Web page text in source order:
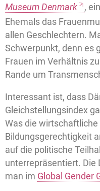
Museum Denmark
,
Ehemals das
allen Geschlechtern.
Schwerpunkt, denn es
Frauen im Verhältnis
Rande um
Interessant ist, dass
Gleichstellungsindex
Was die wirtschaftliche
Bildungsgerechtigkeit
auf die politische
unterrepräsentiert. Die
man im Global Gender